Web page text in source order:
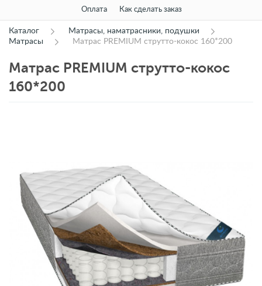
Оплата Как сделать заказ
Каталог
Матрасы, наматрасники, подушки
Матрасы
Матрас PREMIUM струтто-кокос 160*200
Матрас PREMIUM струтто-кокос
160*200